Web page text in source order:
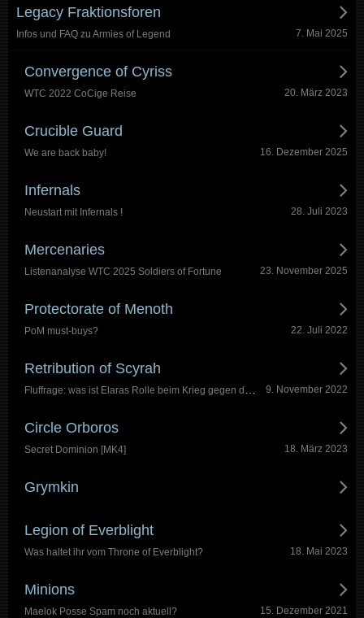
Legacy Fraktionsforen
Infos und FAQ zu Armies of Legend 7. Mai 2025
Convergence of Cyriss
WTC 2022 CoCige Reise 20. März 2023
Crucible Guard
We are back baby! 16. Dezember 2025
Infernals
Neustart mit Infernals ! 28. Juli 2023
Mercenaries
Listenanalyse WTC 2025 Soldiers of Fortune 23. November 2025
Protectorate of Menoth
PoM must-buys? 22. Juli 2022
Retribution of Scyrah
9. November 2022
Circle Orboros
Secret Dominion [MK4] 18. März 2023
Grymkin
Legion of Everblight
Was haltet ihr vom Throne of Everblight? 18. Mai 2023
Minions
Maelok Posse Spam noch aktuell? 15. Dezember 2021